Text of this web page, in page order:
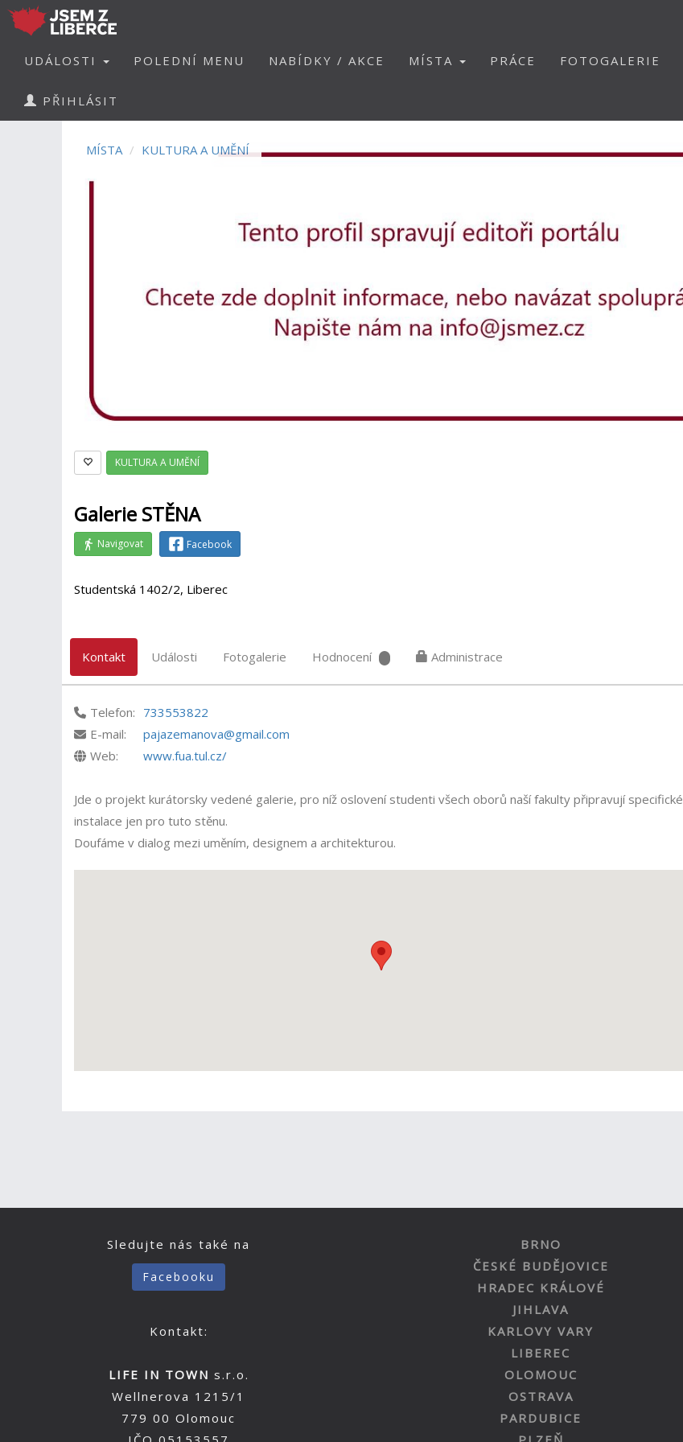
UDÁLOSTI POLEDNÍ MENU NABÍDKY / AKCE MÍSTA PRÁCE FOTOGALERIE
PŘIHLÁSIT
MÍSTA KULTURA A UMĚNÍ
KULTURA A UMĚNÍ
Galerie STĚNA
Navigovat Facebook
Studentská 1402/2, Liberec
Kontakt Události Fotogalerie Hodnocení Administrace
Telefon: 733553822
E-mail:
pajazemanova@gmail.com
Web:
www.fua.tul.cz/
Jde o projekt kurátorsky vedené galerie, pro níž oslovení studenti všech oborů naší fakulty připravují specifické
instalace jen pro tuto stěnu.
Doufáme v dialog mezi uměním, designem a architekturou.
Sledujte nás také na
Facebooku
Kontakt:
LIFE IN TOWN s.r.o.
Wellnerova 1215/1
779 00 Olomouc
BRNO
ČESKÉ BUDĚJOVICE
HRADEC KRÁLOVÉ
JIHLAVA
KARLOVY VARY
LIBEREC
OLOMOUC
OSTRAVA
PARDUBICE